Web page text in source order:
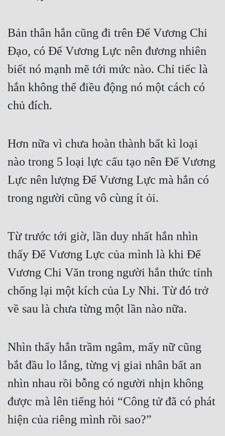
Bản thân hắn cũng đi trên Đế Vương Chi
Đạo, có Đế Vương Lực nên đương nhiên
biết nó mạnh mẽ tới mức nào. Chỉ tiếc là
hắn không thể điều động nó một cách có
chủ đích.
Hơn nữa vì chưa hoàn thành bất kì loại
nào trong 5 loại lực cấu tạo nên Đế Vương
Lực nên lượng Đế Vương Lực mà hắn có
trong người cũng vô cùng ít ỏi.
Từ trước tới giờ, lần duy nhất hắn nhìn
thấy Đế Vương Lực của mình là khi Đế
Vương Chi Văn trong người hắn thức tỉnh
chống lại một kích của Ly Nhi. Từ đó trở
về sau là chưa từng một lần nào nữa.
Nhìn thấy hắn trầm ngâm, mấy nữ cũng
bắt đầu lo lắng, từng vị giai nhân bất an
nhìn nhau rồi bỗng có người nhịn không
được mà lên tiếng hỏi “Công tử đã có phát
hiện của riêng mình rồi sao?”